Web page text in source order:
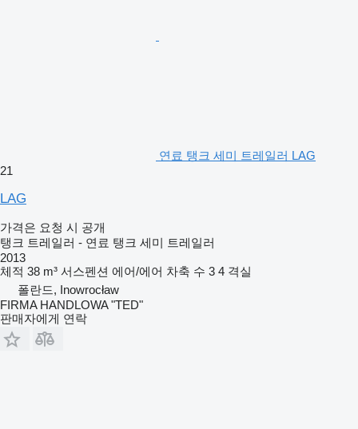
연료 탱크 세미 트레일러 LAG
21
LAG
가격은 요청 시 공개
탱크 트레일러 - 연료 탱크 세미 트레일러
2013
체적 38 m³ 서스펜션 에어/에어 차축 수 3 4 격실
폴란드, Inowrocław
FIRMA HANDLOWA "TED"
판매자에게 연락